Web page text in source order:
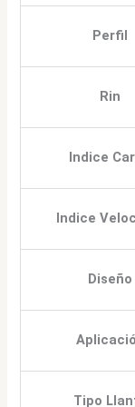
Perfil
Rin
Indice
Indice
Diseño
Tipo